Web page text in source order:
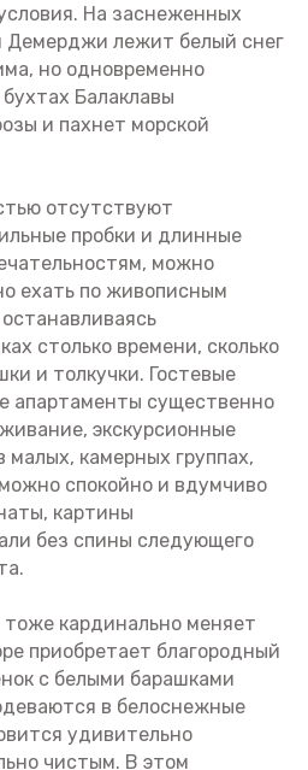
На заснеженных
лежит белый снег
но одновременно
Балаклавы
и пахнет морской
отсутствуют
пробки и длинные
можно
ехать по живописным
столько времени, сколько
и толкучки. Гостевые
апартаменты существенно
экскурсионные
малых, камерных группах,
спокойно и вдумчиво
картины
без спины следующего
кардинально меняет
приобретает благородный
с белыми барашками
в белоснежные
удивительно
чистым. В этом